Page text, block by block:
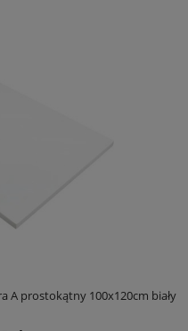
A prostokątny 100x120cm biały